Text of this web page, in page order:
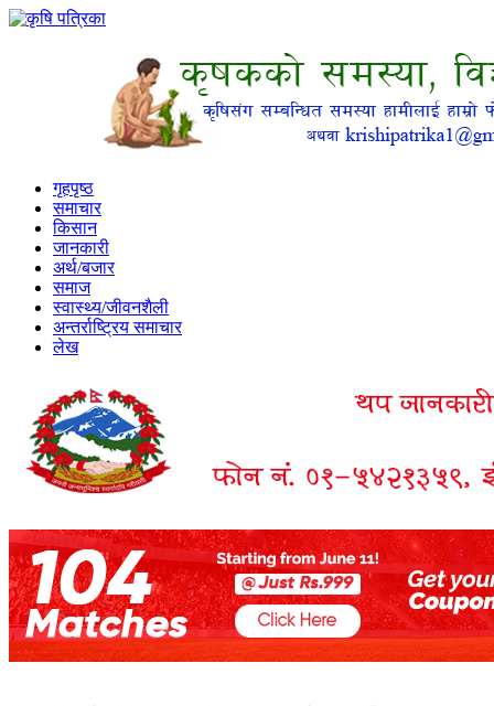
गृहपृष्ठ
समाचार
किसान
जानकारी
अर्थ/बजार
समाज
स्वास्थ्य/जीवनशैली
अन्तर्राष्ट्रिय समाचार
लेख